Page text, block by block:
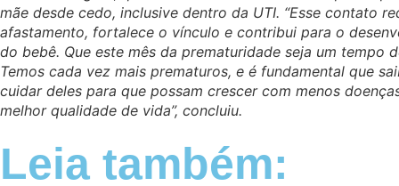
mãe desde cedo, inclusive dentro da UTI. “Esse contato
afastamento, fortalece o vínculo e contribui para o
do bebê. Que este mês da prematuridade seja um tempo
Temos cada vez mais prematuros, e é fundamental que
cuidar deles para que possam crescer com menos
melhor qualidade de vida”, concluiu.
Leia também: